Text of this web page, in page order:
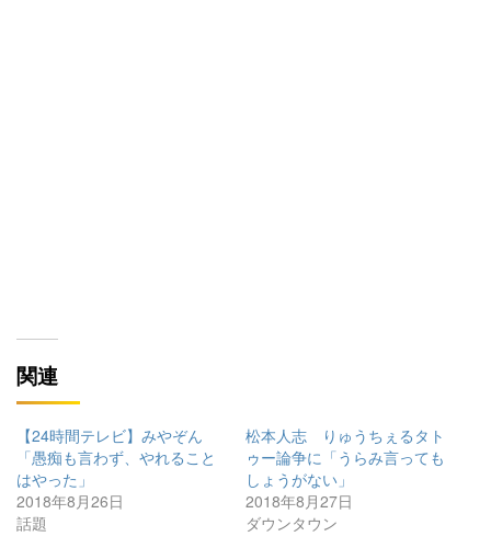
関連
【24時間テレビ】みやぞん
「愚痴も言わず、やれること
はやった」
2018年8月26日
話題
松本人志 りゅうちぇるタト
ゥー論争に「うらみ言っても
しょうがない」
2018年8月27日
ダウンタウン